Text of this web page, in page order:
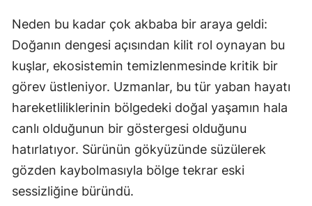
Neden bu kadar çok akbaba bir araya geldi:
Doğanın dengesi açısından kilit rol oynayan bu
kuşlar, ekosistemin temizlenmesinde kritik bir
görev üstleniyor. Uzmanlar, bu tür yaban hayatı
hareketliliklerinin bölgedeki doğal yaşamın hala
canlı olduğunun bir göstergesi olduğunu
hatırlatıyor. Sürünün gökyüzünde süzülerek
gözden kaybolmasıyla bölge tekrar eski
sessizliğine büründü.